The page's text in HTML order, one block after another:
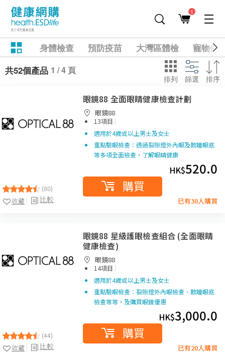
1
身體檢查 預防疫苗 大灣區體檢
寵物健
共52個產品 1 / 4 頁
排列 篩選 排序
(80)
比較
收藏
眼鏡88 全面眼睛健康檢查計劃
眼鏡88
13項目 |
適用於4歲或以上男士及女士
重點驗眼檢查：透過裂隙燈外內眼及散瞳眼底
等多項全面檢查，了解眼睛健康
HK$520.0
購買
已有30人購買
(44)
比較
收藏
眼鏡88 星級護眼檢查組合 (全面眼睛
健康檢查)
眼鏡88
14項目 |
適用於4歲或以上男士及女士
重點驗眼檢查：裂隙燈外內眼檢查、散瞳眼底
檢查等等，及購買眼鏡優惠
HK$3,000.0
購買
已有20人購買